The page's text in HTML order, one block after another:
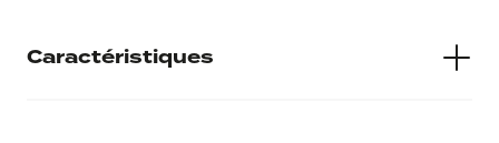
Caractéristiques